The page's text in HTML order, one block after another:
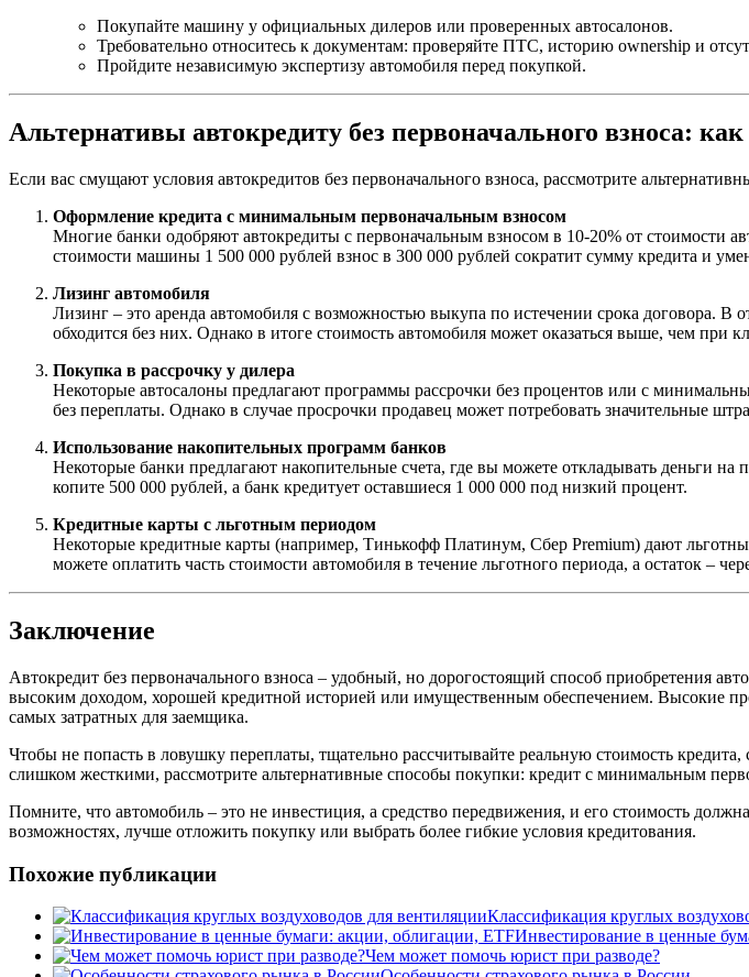
Покупайте машину у официальных дилеров или проверенных автосалонов.
Требовательно относитесь к документам: проверяйте ПТС, историю ownership и
Пройдите независимую экспертизу автомобиля перед покупкой.
Альтернативы автокредиту без первоначального взноса:
Если вас смущают условия автокредитов без первоначального взноса, рассмотрите
Оформление кредита с минимальным первоначальным взносом
Многие банки одобряют автокредиты с первоначальным взносом в 10-20% от стоимости
стоимости машины 1 500 000 рублей взнос в 300 000 рублей сократит сумму кредита и
Лизинг автомобиля
Лизинг – это аренда автомобиля с возможностью выкупа по истечении срока договора. В
обходится без них. Однако в итоге стоимость автомобиля может оказаться выше, чем при
Покупка в рассрочку у дилера
Некоторые автосалоны предлагают программы рассрочки без процентов или с
без переплаты. Однако в случае просрочки продавец может потребовать значительные
Использование накопительных программ банков
Некоторые банки предлагают накопительные счета, где вы можете откладывать деньги
копите 500 000 рублей, а банк кредитует оставшиеся 1 000 000 под низкий процент.
Кредитные карты с льготным периодом
Некоторые кредитные карты (например, Тинькофф Платинум, Сбер Premium) дают
можете оплатить часть стоимости автомобиля в течение льготного периода, а остаток –
Заключение
Автокредит без первоначального взноса – удобный, но дорогостоящий способ приобретения
высоким доходом, хорошей кредитной историей или имущественным обеспечением. Высокие
самых затратных для заемщика.
Чтобы не попасть в ловушку переплаты, тщательно рассчитывайте реальную стоимость
слишком жесткими, рассмотрите альтернативные способы покупки: кредит с минимальным
Помните, что автомобиль – это не инвестиция, а средство передвижения, и его стоимость
возможностях, лучше отложить покупку или выбрать более гибкие условия кредитования.
Похожие публикации
Классификация круглых
Инвестирование в ценные
Чем может помочь юрист при разводе?